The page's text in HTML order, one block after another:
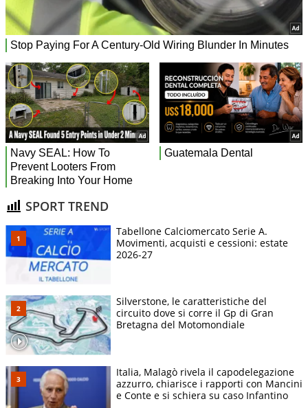
SPORT TREND
Tabellone Calciomercato Serie A.
Movimenti, acquisti e cessioni: estate
2026-27
Silverstone, le caratteristiche del
circuito dove si corre il Gp di Gran
Bretagna del Motomondiale
Italia, Malagò rivela il capodelegazione
azzurro, chiarisce i rapporti con Mancini
e Conte e si schiera su caso Infantino